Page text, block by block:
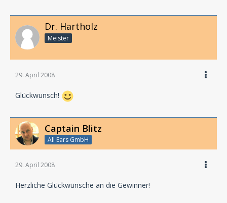
Dr. Hartholz
Meister
29. April 2008
Glückwunsch!
Captain Blitz
All Ears GmbH
29. April 2008
Herzliche Glückwünsche an die Gewinner!